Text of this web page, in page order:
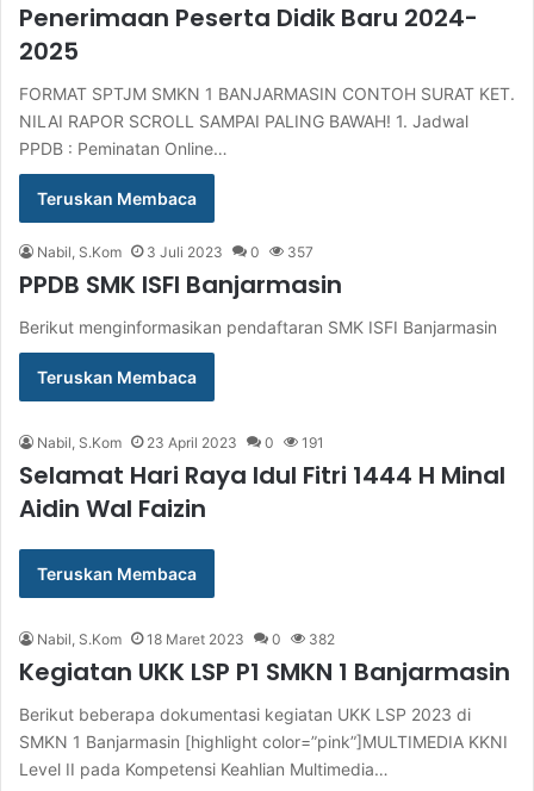
Penerimaan Peserta Didik Baru 2024-
2025
FORMAT SPTJM SMKN 1 BANJARMASIN CONTOH SURAT KET.
NILAI RAPOR SCROLL SAMPAI PALING BAWAH! 1. Jadwal
PPDB : Peminatan Online…
Teruskan Membaca
Nabil, S.Kom 3 Juli 2023 0 357
PPDB SMK ISFI Banjarmasin
Berikut menginformasikan pendaftaran SMK ISFI Banjarmasin
Teruskan Membaca
Nabil, S.Kom 23 April 2023 0 191
Selamat Hari Raya Idul Fitri 1444 H Minal
Aidin Wal Faizin
Teruskan Membaca
Nabil, S.Kom 18 Maret 2023 0 382
Kegiatan UKK LSP P1 SMKN 1 Banjarmasin
Berikut beberapa dokumentasi kegiatan UKK LSP 2023 di
SMKN 1 Banjarmasin [highlight color=”pink”]MULTIMEDIA KKNI
Level II pada Kompetensi Keahlian Multimedia…